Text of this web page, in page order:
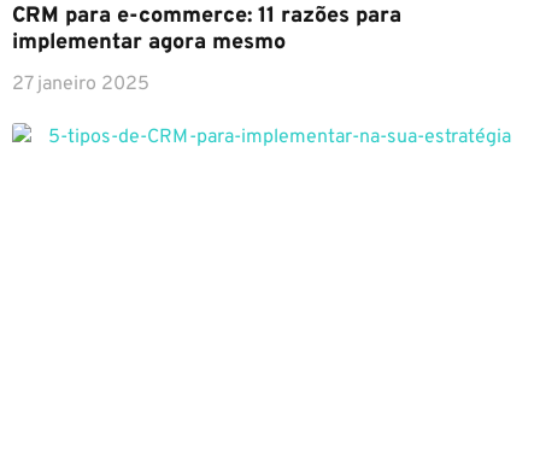
CRM para e-commerce: 11 razões para
implementar agora mesmo
27 janeiro 2025